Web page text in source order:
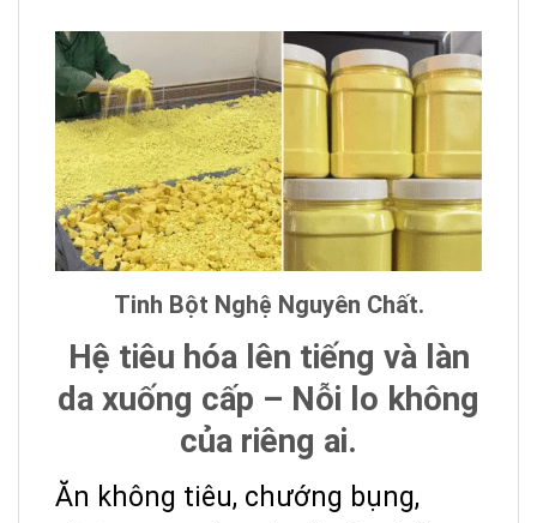
Tinh Bột Nghệ Nguyên Chất.
Hệ tiêu hóa lên tiếng và làn
da xuống cấp – Nỗi lo không
của riêng ai.
Ăn không tiêu, chướng bụng,